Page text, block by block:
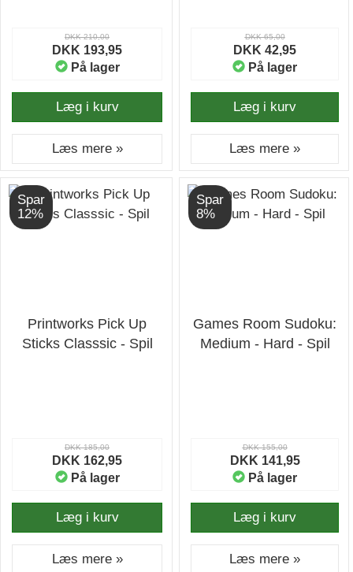
DKK 210,00
DKK 193,95
På lager
Læg i kurv
Læs mere »
DKK 65,00
DKK 42,95
På lager
Læg i kurv
Læs mere »
Spar
12%
Printworks Pick Up
Sticks Classsic - Spil
DKK 185,00
DKK 162,95
På lager
Læg i kurv
Læs mere »
Spar
8%
Games Room Sudoku:
Medium - Hard - Spil
DKK 155,00
DKK 141,95
På lager
Læg i kurv
Læs mere »